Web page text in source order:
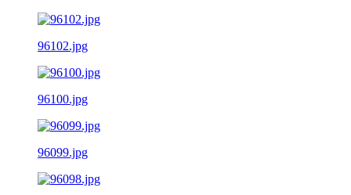
96102.jpg
96100.jpg
96099.jpg